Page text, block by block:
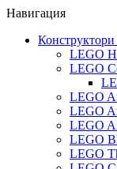
Навигация
LEGO
LEGO
LEGO
LEGO
LEGO
LEGO
LEGO